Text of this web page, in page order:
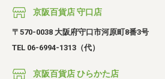
京阪百貨店 守口店
〒570-0038 大阪府守口市河原町8番3号
TEL 06-6994-1313（代）
京阪百貨店 ひらかた店